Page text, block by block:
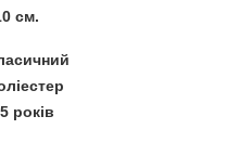
см.
років